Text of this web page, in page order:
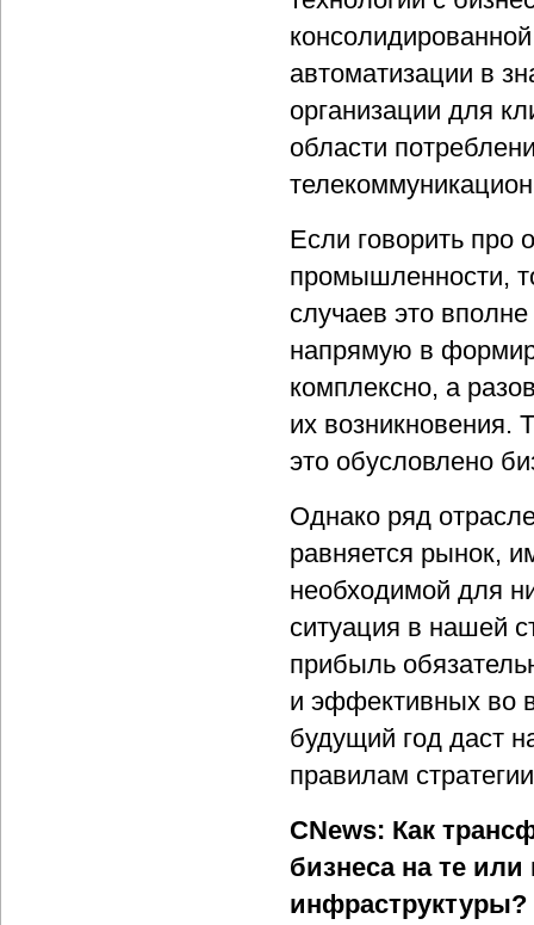
автоматизации в
организации для
области
Если говорить про
промышленности,
случаев это
напрямую в
комплексно, а
их возникновения.
это обусловлено
Однако ряд
равняется рынок,
необходимой для
ситуация в нашей
прибыль
и эффективных во
будущий год даст
правилам
CNews: Как
бизнеса на те
инфраструктуры?